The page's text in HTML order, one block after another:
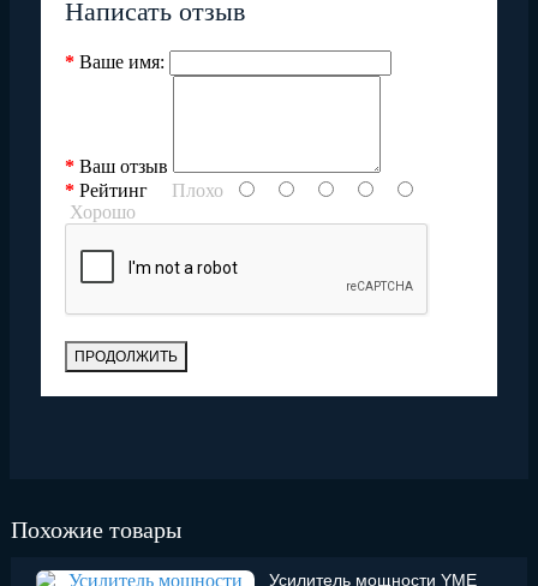
Написать отзыв
Ваше имя:
Ваш отзыв
Рейтинг Плохо
Хорошо
ПРОДОЛЖИТЬ
Похожие товары
Усилитель мощности YME